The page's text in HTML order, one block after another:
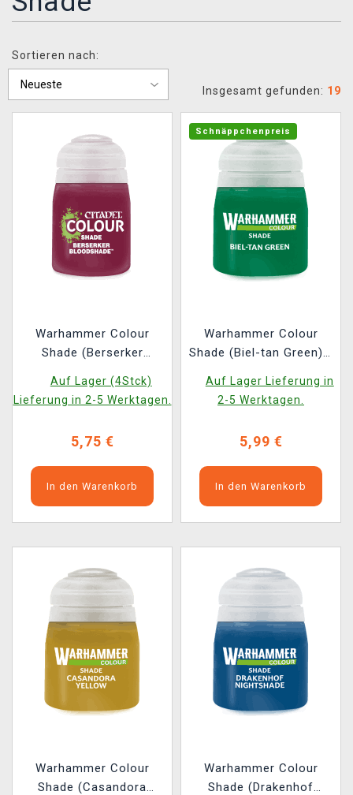
XZONE CLUB
Sortieren nach:
Insgesamt gefunden: 19
Warhammer Colour
Shade (Berserker
Tonfarbe, Rot
Auf Lager (4Stck)
Lieferung in 2-5 Werktagen.
5,75 €
In den Warenkorb
Schnäppchenpreis
Warhammer Colour
Shade (Biel-tan Green) -
Auf Lager Lieferung in
2-5 Werktagen.
5,99 €
In den Warenkorb
Warhammer Colour
Shade (Casandora
Warhammer Colour
Shade (Drakenhof